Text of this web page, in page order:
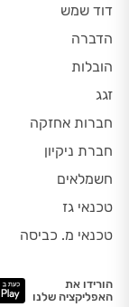
דוד שמש
הדברה
הובלות
זגג
חברות אחזקה
חברת ניקיון
חשמלאים
טכנאי גז
טכנאי מ. כביסה
הורידו את
האפליקציה שלנו